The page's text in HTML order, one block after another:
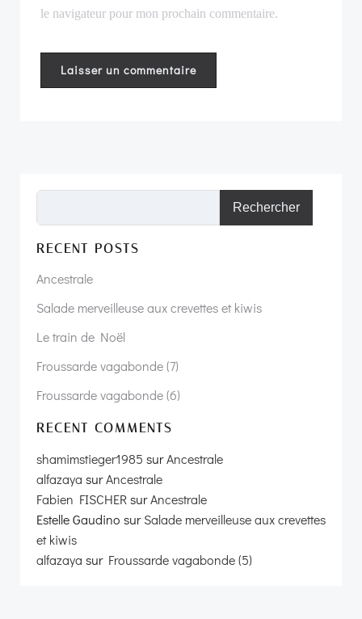
le navigateur pour mon prochain commentaire.
Rechercher
RECENT POSTS
Ancestrale
Salade merveilleuse aux crevettes et kiwis
Le train de Noël
Froussarde vagabonde (7)
Froussarde vagabonde (6)
RECENT COMMENTS
shamimstieger1985 surAncestrale
alfazaya surAncestrale
Fabien FISCHERsurAncestrale
Estelle Gaudino surSalade merveilleuse aux crevettes
et kiwis
alfazaya sur Froussarde vagabonde (5)